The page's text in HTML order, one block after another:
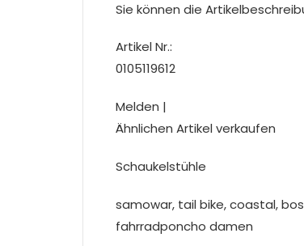
Sie können die
Artikel Nr.:
0105119612
Melden |
Ähnlichen Artikel verkaufen
Schaukelstühle
samowar, tail bike, coastal,
fahrradponcho damen